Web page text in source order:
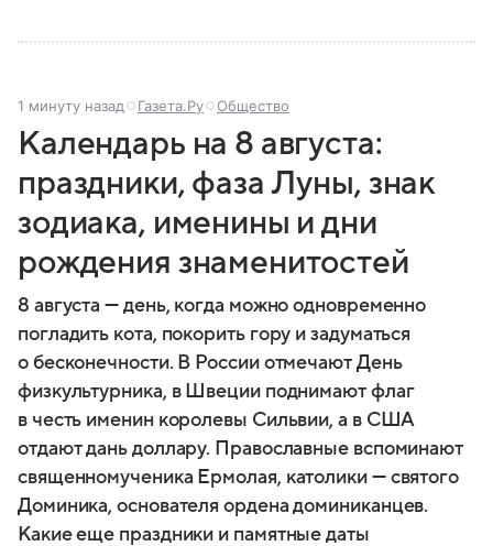
1 минуту назад Газета.Ру Общество
Календарь на 8 августа:
праздники, фаза Луны, знак
зодиака, именины и дни
рождения знаменитостей
8 августа — день, когда можно одновременно
погладить кота, покорить гору и задуматься
о бесконечности. В России отмечают День
физкультурника, в Швеции поднимают флаг
в честь именин королевы Сильвии, а в США
отдают дань доллару. Православные вспоминают
священномученика Ермолая, католики — святого
Доминика, основателя ордена доминиканцев.
Какие еще праздники и памятные даты